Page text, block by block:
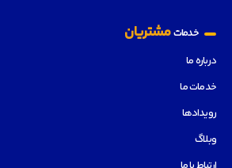
خدماتمشتریان
درباره ما
خدمات ما
رویدادها
وبلاگ